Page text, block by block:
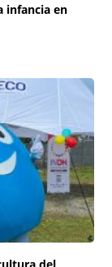
infancia en